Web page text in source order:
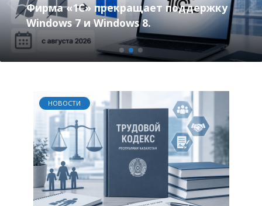
Фирма «1С» прекращает поддержку
Windows 7 и Windows 8.
НОВОСТИ